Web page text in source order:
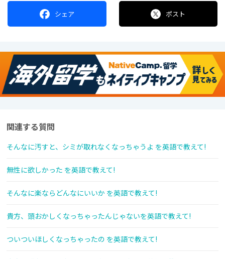
シェア ポスト
関連する質問
そんなに汚すと、シミが取れなくなっちゃうよ を英語で教えて!
無性に欲しかった を英語で教えて!
そんなに楽ならどんなにいいか を英語で教えて!
貴方、頭おかしくなっちゃったんじゃないを英語で教えて!
ついついほしくなっちゃったの を英語で教えて!